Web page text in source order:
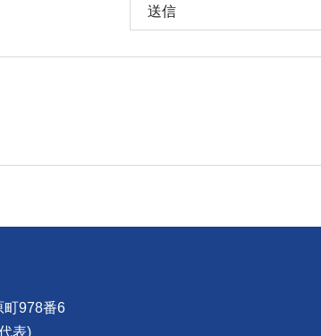
978番6
表)